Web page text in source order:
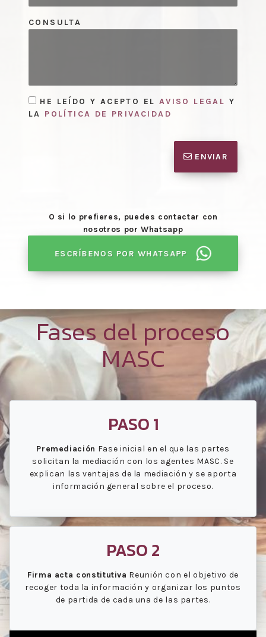
CONSULTA
HE LEÍDO Y ACEPTO EL AVISO LEGAL Y
LA POLÍTICA DE PRIVACIDAD
ENVIAR
O si lo prefieres, puedes contactar con
nosotros por Whatsapp
ESCRÍBENOS POR WHATSAPP
Fases del proceso
MASC
PASO 1
Premediación Fase inicial en el que las partes
solicitan la mediación con los agentes MASC. Se
explican las ventajas de la mediación y se aporta
información general sobre el proceso.
PASO 2
Firma acta constitutiva Reunión con el objetivo de
recoger toda la información y organizar los puntos
de partida de cada una de las partes.